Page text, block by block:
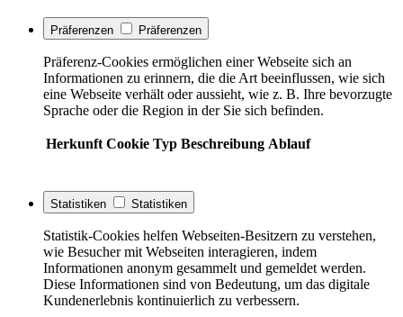
Präferenzen Präferenzen
Präferenz-Cookies ermöglichen einer Webseite sich an
Informationen zu erinnern, die die Art beeinflussen, wie sich
eine Webseite verhält oder aussieht, wie z. B. Ihre bevorzugte
Sprache oder die Region in der Sie sich befinden.
Herkunft Cookie Typ Beschreibung Ablauf
Statistiken Statistiken
Statistik-Cookies helfen Webseiten-Besitzern zu verstehen,
wie Besucher mit Webseiten interagieren, indem
Informationen anonym gesammelt und gemeldet werden.
Diese Informationen sind von Bedeutung, um das digitale
Kundenerlebnis kontinuierlich zu verbessern.